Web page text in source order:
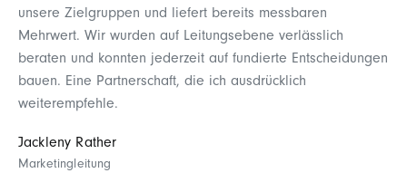
unsere Zielgruppen und liefert bereits messbaren
Mehrwert. Wir wurden auf Leitungsebene verlässlich
beraten und konnten jederzeit auf fundierte Entscheidungen
bauen. Eine Partnerschaft, die ich ausdrücklich
weiterempfehle.
Jackleny Rather
Marketingleitung